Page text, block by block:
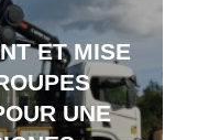
ET MISE
UNE